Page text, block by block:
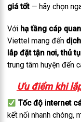
giá tốt— hãy chọn
Với hạ tầng cáp
Viettel mang đến
lắp đặt tận nơi, thủ
trung tâm huyện đến
Ưu điểm khi
Tốc độ internet
kết nối nhanh chóng,